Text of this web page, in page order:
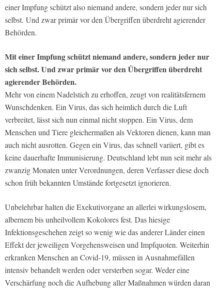
einer Impfung schützt also niemand andere, sondern jeder nur sich
selbst. Und zwar primär vor den Übergriffen überdreht agierender
Behörden.
Mit einer Impfung schützt niemand andere, sondern jeder nur
sich selbst. Und zwar primär vor den Übergriffen überdreht
agierender Behörden.
Mehr von einem Nadelstich zu erhoffen, zeugt von realitätsfernem
Wunschdenken. Ein Virus, das sich heimlich durch die Luft
verbreitet, lässt sich nun einmal nicht stoppen. Ein Virus, dem
Menschen und Tiere gleichermaßen als Vektoren dienen, kann man
auch nicht ausrotten. Gegen ein Virus, das schnell variiert, gibt es
keine dauerhafte Immunisierung. Deutschland lebt nun seit mehr als
zwanzig Monaten unter Verordnungen, deren Verfasser diese doch
schon früh bekannten Umstände fortgesetzt ignorieren.
Unbelehrbar halten die Exekutivorgane an allerlei wirkungslosem,
albernem bis unheilvollem Kokolores fest. Das hiesige
Infektionsgeschehen zeigt so wenig wie das anderer Länder einen
Effekt der jeweiligen Vorgehensweisen und Impfquoten. Weiterhin
erkranken Menschen an Covid-19, müssen in Ausnahmefällen
intensiv behandelt werden oder versterben sogar. Weder eine
Verschärfung noch die Aufhebung aller Maßnahmen würden daran